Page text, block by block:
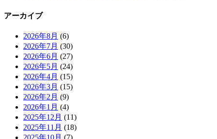
アーカイブ
2026年8月 (6)
2026年7月 (30)
2026年6月 (27)
2026年5月 (24)
2026年4月 (15)
2026年3月 (15)
2026年2月 (9)
2026年1月 (4)
2025年12月 (11)
2025年11月 (18)
2025年10月 (7)